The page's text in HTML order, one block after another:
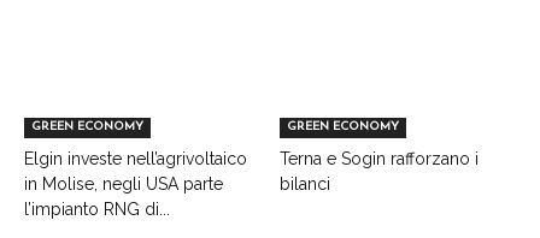
GREEN ECONOMY
Elgin investe nell’agrivoltaico
in Molise, negli USA parte
l’impianto RNG di...
GREEN ECONOMY
Terna e Sogin rafforzano i
bilanci